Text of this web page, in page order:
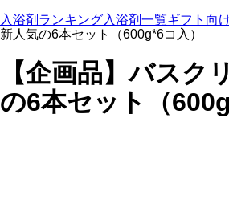
入浴剤ランキング入浴剤一覧ギフト向
新人気の6本セット（600g*6コ入）
【企画品】バスク
の6本セット（